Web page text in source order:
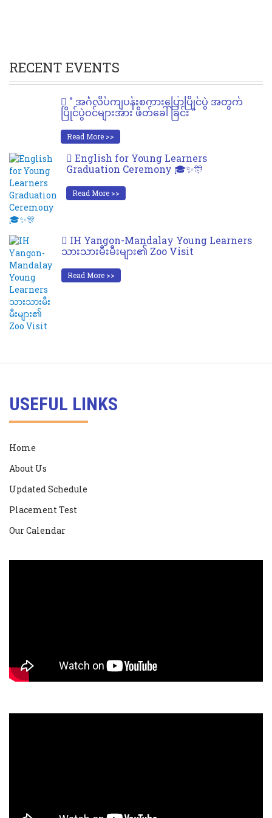
RECENT EVENTS
" အင်္ဂလိပ်ကျပန်းစကားပြောပြိုင်ပွဲ အတွက်
ပြိုင်ပွဲဝင်များအား ဖိတ်ခေါ်ခြင်း "
Read More >>
English for Young Learners
Graduation Ceremony 🎓✨🎊
Read More >>
IH Yangon-Mandalay Young Learners
သားသားမီးမီးများ၏ Zoo Visit
Read More >>
USEFUL LINKS
Home
About Us
Updated Schedule
Placement Test
Our Calendar